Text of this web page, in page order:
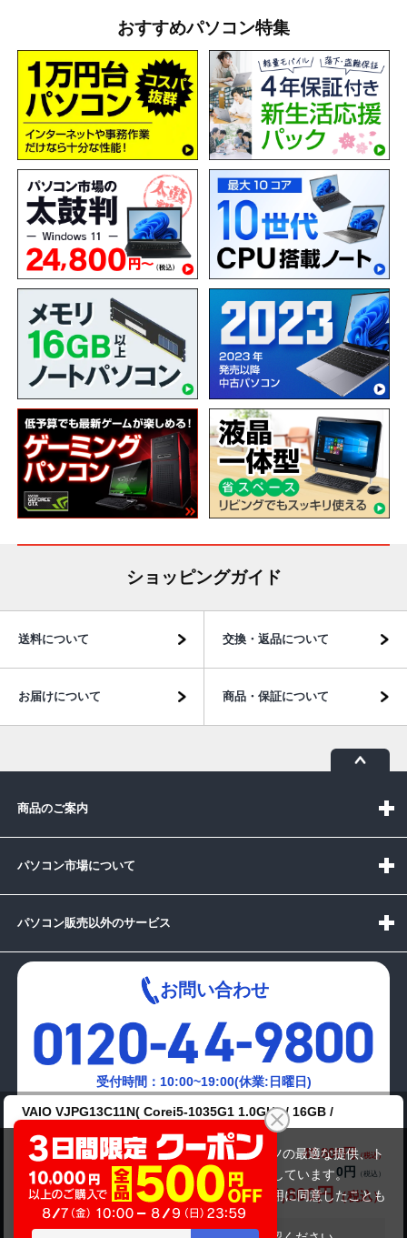
VAIO VJPG13C11N( Corei5-1035G1 1.0GHz / 16GB /
商品価格(税込) 49,800円
59,800円
オプション小計価格(税込)
0円
商品合計価格(税込)
49,800円
おすすめパソコン特集
ショッピングガイド
送料について 交換・返品について
お届けについて 商品・保証について
商品のご案内
パソコン市場について
パソコン販売以外のサービス
お問い合わせ
受付時間：10:00~19:00(休業:日曜日)
メールでの
お問い合わせはこちら
当サイトでは利用体験の向上およびコンテンツの最適な提供、ト
ラフィックの分析を目的としてCookieを使用しています。
サイトの閲覧を継続された場合、Cookieの利用に同意したことも
のといたします。